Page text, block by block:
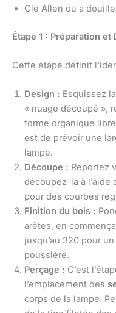
Clé Allen ou à
Étape 1 : Préparation
Cette étape définit
Design : Esquissez
« nuage découpé »,
forme organique
est de prévoir une
lampe.
Découpe : Reportez
découpez-la à l’aide
pour des courbes
Finition du bois :
arêtes, en
jusqu’au 320 pour
poussière.
Perçage : C’est
l’emplacement des
corps de la lampe.